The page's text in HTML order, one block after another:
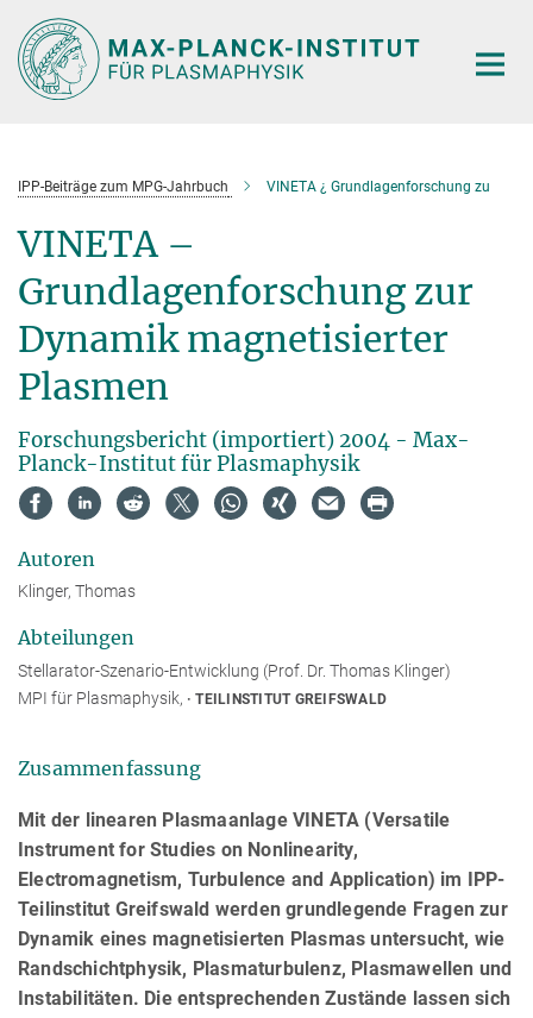
Hauptinhalt
IPP-Beiträge zum MPG-Jahrbuch VINETA ¿ Grundlagenforschung zu
VINETA –
Grundlagenforschung zur
Dynamik magnetisierter
Plasmen
Forschungsbericht (importiert) 2004 - Max-
Planck-Institut für Plasmaphysik
Autoren
Klinger, Thomas
Abteilungen
Stellarator-Szenario-Entwicklung (Prof. Dr. Thomas Klinger)
MPI für Plasmaphysik,
TEILINSTITUT GREIFSWALD
Zusammenfassung
Mit der linearen Plasmaanlage VINETA (Versatile
Instrument for Studies on Nonlinearity,
Electromagnetism, Turbulence and Application) im IPP-
Teilinstitut Greifswald werden grundlegende Fragen zur
Dynamik eines magnetisierten Plasmas untersucht, wie
Randschichtphysik, Plasmaturbulenz, Plasmawellen und
Instabilitäten. Die entsprechenden Zustände lassen sich